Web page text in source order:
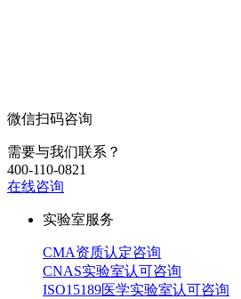
微信扫码咨询
需要与我们联系？
400-110-0821
在线咨询
实验室服务
CMA资质认定咨询
CNAS实验室认可咨询
ISO15189医学实验室认可咨询